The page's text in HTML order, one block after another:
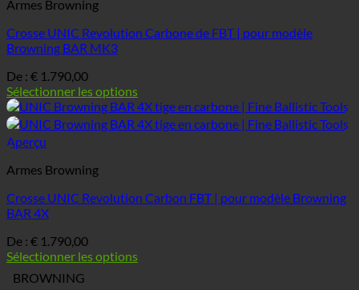
Armes Browning
Crosse UNIC Revolution Carbone de FBT | pour modèle
Browning BAR MK3
De : € 1.790,00
Sélectionner les options
Aperçu
Armes Browning
Crosse UNIC Revolution Carbon FBT | pour modèle Browning
BAR 4X
De : € 1.790,00
Sélectionner les options
BROWNING